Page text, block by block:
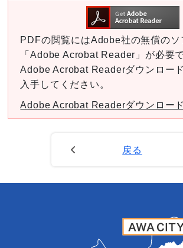
PDFの閲覧にはAdobe社の無償のソ
「Adobe Acrobat Reader」が必要
Adobe Acrobat Readerダウンロー
入手してください。
Adobe Acrobat Readerダウンロード
戻る